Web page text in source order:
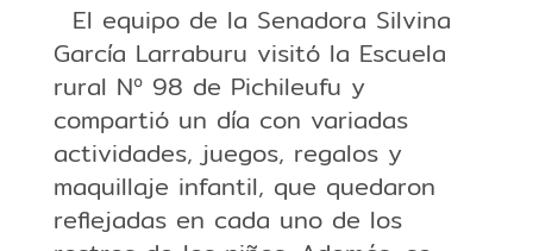
El equipo de la Senadora Silvina
García Larraburu visitó la Escuela
rural Nº 98 de Pichileufu y
compartió un día con variadas
actividades, juegos, regalos y
maquillaje infantil, que quedaron
reflejadas en cada uno de los